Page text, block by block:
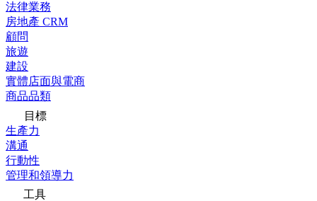
法律業務
房地產 CRM
顧問
旅遊
建設
實體店面與電商
商品品類
目標
生產力
溝通
行動性
管理和領導力
工具